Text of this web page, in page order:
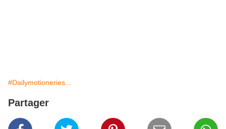
#Dailymotioneries...
Partager